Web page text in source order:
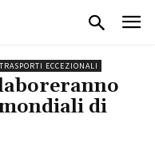
TRASPORTI ECCEZIONALI
di